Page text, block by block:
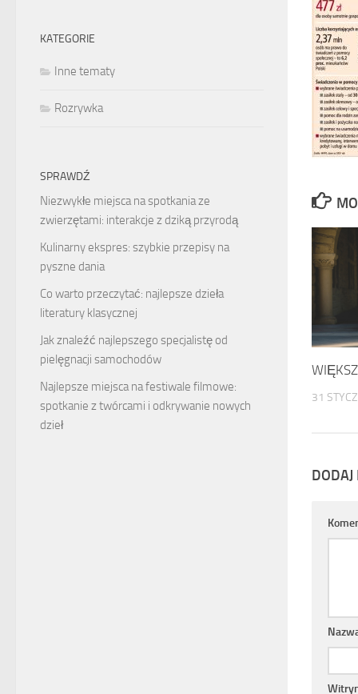
31
KATEGORIE
Inne tematy
Rozrywka
SPRAWDŹ
Niezwykłe miejsca na spotkania ze
zwierzętami: interakcje z dziką przyrodą
Kulinarny ekspres: szybkie przepisy na
pyszne dania
Co warto przeczytać: najlepsze dzieła
literatury klasycznej
Jak znaleźć najlepszego specjalistę od
pielęgnacji samochodów
Najlepsze miejsca na festiwale filmowe:
spotkanie z twórcami i odkrywanie nowych
dzieł